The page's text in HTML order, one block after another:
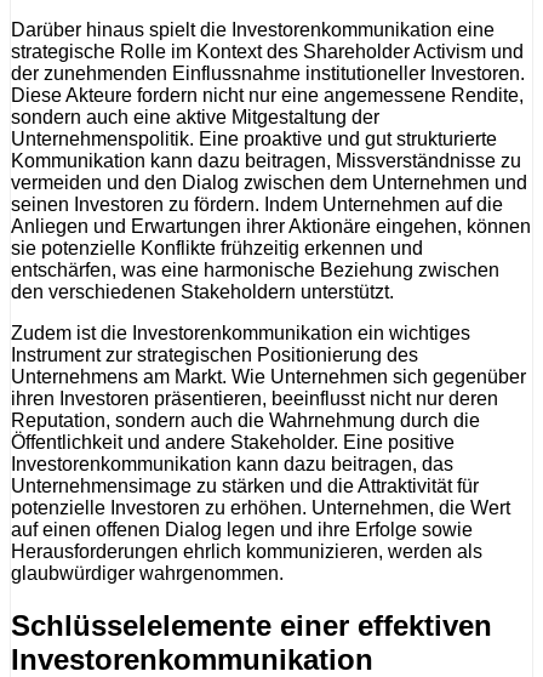
Darüber hinaus spielt die Investorenkommunikation eine
strategische Rolle im Kontext des Shareholder Activism und
der zunehmenden Einflussnahme institutioneller Investoren.
Diese Akteure fordern nicht nur eine angemessene Rendite,
sondern auch eine aktive Mitgestaltung der
Unternehmenspolitik. Eine proaktive und gut strukturierte
Kommunikation kann dazu beitragen, Missverständnisse zu
vermeiden und den Dialog zwischen dem Unternehmen und
seinen Investoren zu fördern. Indem Unternehmen auf die
Anliegen und Erwartungen ihrer Aktionäre eingehen, können
sie potenzielle Konflikte frühzeitig erkennen und
entschärfen, was eine harmonische Beziehung zwischen
den verschiedenen Stakeholdern unterstützt.
Zudem ist die Investorenkommunikation ein wichtiges
Instrument zur strategischen Positionierung des
Unternehmens am Markt. Wie Unternehmen sich gegenüber
ihren Investoren präsentieren, beeinflusst nicht nur deren
Reputation, sondern auch die Wahrnehmung durch die
Öffentlichkeit und andere Stakeholder. Eine positive
Investorenkommunikation kann dazu beitragen, das
Unternehmensimage zu stärken und die Attraktivität für
potenzielle Investoren zu erhöhen. Unternehmen, die Wert
auf einen offenen Dialog legen und ihre Erfolge sowie
Herausforderungen ehrlich kommunizieren, werden als
glaubwürdiger wahrgenommen.
Schlüsselelemente einer effektiven
Investorenkommunikation